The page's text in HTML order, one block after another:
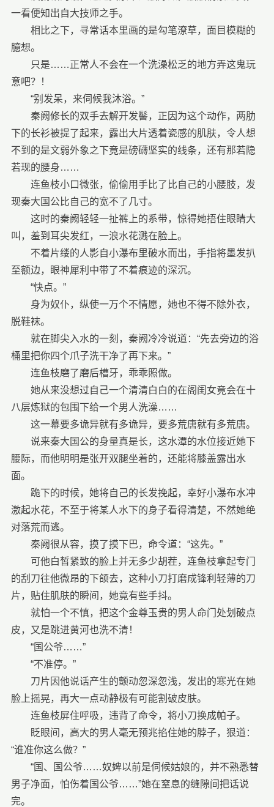
一看便知出自大技师之手。
相比之下，寻常话本里画的是勾笔潦草，面目模糊的
臆想。
只是……正常人不会在一个洗澡松乏的地方弄这鬼玩
意吧？！
“别发呆，来伺候我沐浴。”
秦阙修长的双手去解开发髻，正因为这个动作，两肋
下的长衫被提了起来，露出大片透着瓷感的肌肤，令人想
不到的是文弱外象之下竟是磅礴坚实的线条，还有那若隐
若现的腰身……
连鱼枝小口微张，偷偷用手比了比自己的小腰肢，发
现秦大国公比自己的宽不了几寸。
这时的秦阙轻轻一扯裤上的系带，惊得她捂住眼睛大
叫，羞到耳尖发红，一浪水花溅在脸上。
不着片缕的人影自小瀑布里破水而出，手指将墨发扒
至额边，眼神犀利中带了不着痕迹的深沉。
“快点。”
身为奴仆，纵使一万个不情愿，她也不得不除外衣，
脱鞋袜。
就在脚尖入水的一刻，秦阙冷冷说道：“先去旁边的浴
桶里把你四个爪子洗干净了再下来。”
连鱼枝磨了磨后槽牙，乖乖照做。
她从来没想过自己一个清清白白的在阁闺女竟会在十
八层炼狱的包围下给一个男人洗澡……
这一幕要多诡异就有多诡异，要多荒唐就有多荒唐。
说来秦大国公的身量真是长，这水潭的水位接近她下
腰际，而他明明是张开双腿坐着的，还能将膝盖露出水
面。
跪下的时候，她将自己的长发挽起，幸好小瀑布水冲
激起水花，不至于将某人水下的身子看得清楚，不然她绝
对落荒而逃。
秦阙很从容，摸了摸下巴，命令道：“这先。”
可他白皙紧致的脸上并无多少胡茬，连鱼枝拿起专门
的刮刀往他微昂的下颌去，这种小刀打磨成锋利轻薄的刀
片，贴住肌肤的瞬间，她竟有些手抖。
就怕一个不慎，把这个金尊玉贵的男人命门处划破点
皮，又是跳进黄河也洗不清！
“国公爷……”
“不准停。”
刀片因他说话产生的颤动忽深忽浅，发出的寒光在她
脸上摇晃，再大一点动静极有可能割破皮肤。
连鱼枝屏住呼吸，违背了命令，将小刀换成帕子。
眨眼间，高大的男人毫无预兆掐住她的脖子，狠道：
“谁准你这么做？”
“国、国公爷……奴婢以前是伺候姑娘的，并不熟悉替
男子净面，怕伤着国公爷……”她在窒息的缝隙间把话说
完。